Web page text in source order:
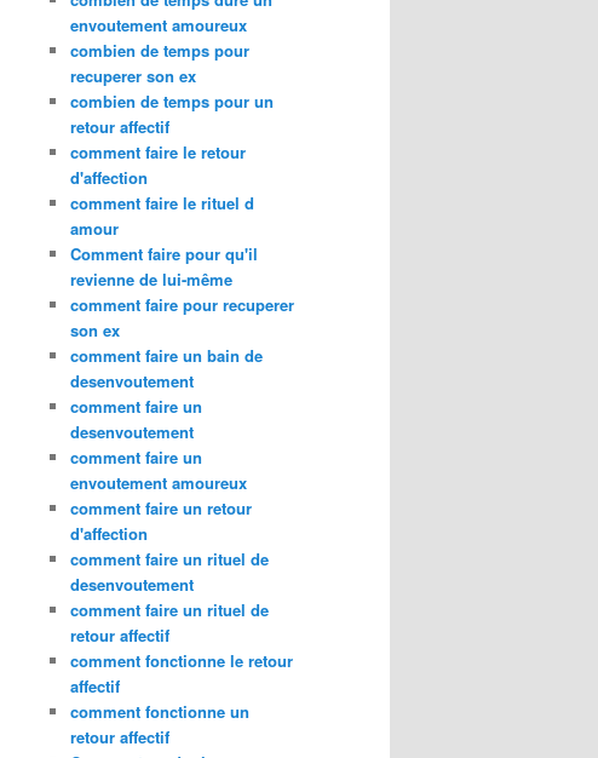
envoutement amoureux
combien de temps pour
recuperer son ex
combien de temps pour un
retour affectif
comment faire le retour
d'affection
comment faire le rituel d
amour
Comment faire pour qu'il
revienne de lui-même
comment faire pour recuperer
son ex
comment faire un bain de
desenvoutement
comment faire un
desenvoutement
comment faire un
envoutement amoureux
comment faire un retour
d'affection
comment faire un rituel de
desenvoutement
comment faire un rituel de
retour affectif
comment fonctionne le retour
affectif
comment fonctionne un
retour affectif